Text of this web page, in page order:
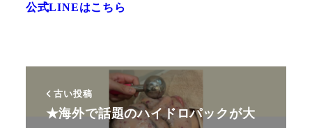
公式LINEはこちら
古い投稿
★海外で話題のハイドロパックが大